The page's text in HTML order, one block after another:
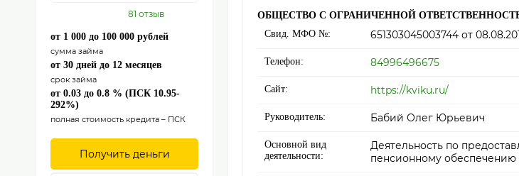
81 отзыв
от 1 000 до 100 000 рублей
сумма займа
от 30 дней до 12 месяцев
срок займа
от 0.03 до 0.8 % (ПСК 10.95-
292%)
полная стоимость кредита – ПСК
Получить деньги
ОБЩЕСТВО С ОГРАНИЧЕННОЙ
Свид. МФО №:
651303045003744 от
Телефон: 84996496675
Сайт: https://kviku.ru/
Руководитель: Бабий Олег Юрьевич
Основной вид
деятельности:
Деятельность по
пенсионному обеспечению